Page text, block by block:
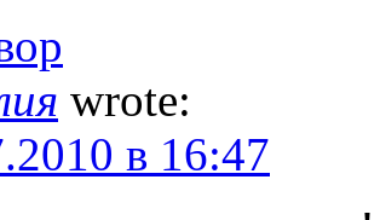
wrote:
в 16:47